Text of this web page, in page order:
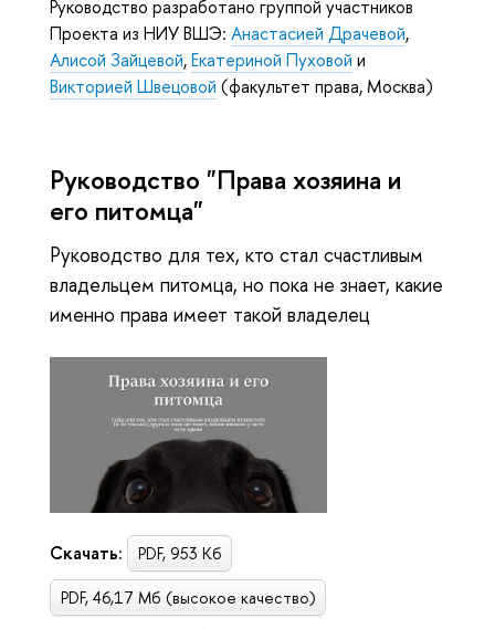
Руководство разработано группой участников
Проекта из НИУ ВШЭ: Анастасией Драчевой,
Алисой Зайцевой,Екатериной Пуховой и
Викторией Швецовой (факультет права, Москва)
Руководство "Права хозяина и
его питомца"
Руководство для тех, кто стал счастливым
владельцем питомца, но пока не знает, какие
именно права имеет такой владелец
Скачать: PDF, 953 Кб
PDF, 46,17 Мб (высокое качество)